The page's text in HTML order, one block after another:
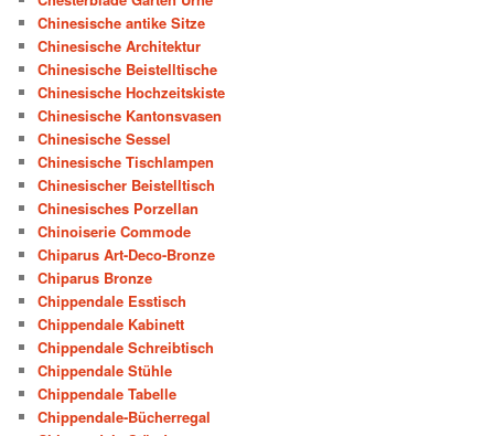
Chinesische antike Sitze
Chinesische Architektur
Chinesische Beistelltische
Chinesische Hochzeitskiste
Chinesische Kantonsvasen
Chinesische Sessel
Chinesische Tischlampen
Chinesischer Beistelltisch
Chinesisches Porzellan
Chinoiserie Commode
Chiparus Art-Deco-Bronze
Chiparus Bronze
Chippendale Esstisch
Chippendale Kabinett
Chippendale Schreibtisch
Chippendale Stühle
Chippendale Tabelle
Chippendale-Bücherregal